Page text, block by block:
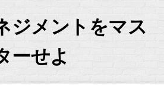
ジメントをマス
ーせよ